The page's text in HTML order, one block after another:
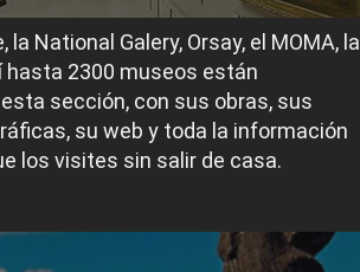
la National Galery, Orsay, el MOMA, la
hasta 2300 museos están
sección, con sus obras, sus
su web y toda la información
los visites sin salir de casa.